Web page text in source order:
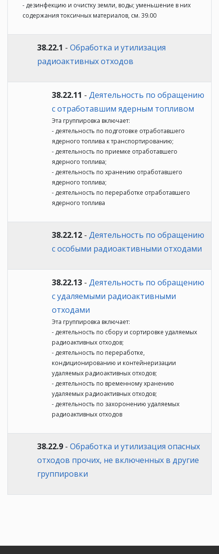
- дезинфекцию и очистку земли, воды; уменьшение в них
содержания токсичных материалов, см. 39.00
38.22.1 - Обработка и утилизация
радиоактивных отходов
38.22.11 - Деятельность по обращению
с отработавшим ядерным топливом
Эта группировка включает:
- деятельность по подготовке отработавшего
ядерного топлива к транспортированию;
- деятельность по приемке отработавшего
ядерного топлива;
- деятельность по хранению отработавшего
ядерного топлива;
- деятельность по переработке отработавшего
ядерного топлива
38.22.12 - Деятельность по обращению
с особыми радиоактивными отходами
38.22.13 - Деятельность по обращению
с удаляемыми радиоактивными
отходами
Эта группировка включает:
- деятельность по сбору и сортировке удаляемых
радиоактивных отходов;
- деятельность по переработке,
кондиционированию и контейнеризации
удаляемых радиоактивных отходов;
- деятельность по временному хранению
удаляемых радиоактивных отходов;
- деятельность по захоронению удаляемых
радиоактивных отходов
38.22.9 - Обработка и утилизация опасных
отходов прочих, не включенных в другие
группировки